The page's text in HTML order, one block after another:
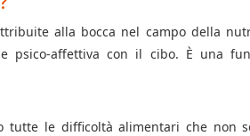
alla bocca nel campo della
psico-affettiva con il cibo. È una
tutte le difficoltà alimentari che non